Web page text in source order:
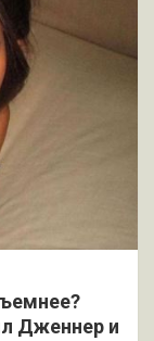
Дженнер и